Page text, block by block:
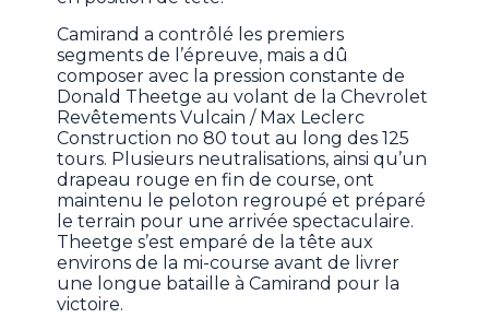
Camirand a contrôlé les premiers
segments de l’épreuve, mais a dû
composer avec la pression constante de
Donald Theetge au volant de la Chevrolet
Revêtements Vulcain / Max Leclerc
Construction no 80 tout au long des 125
tours. Plusieurs neutralisations, ainsi qu’un
drapeau rouge en fin de course, ont
maintenu le peloton regroupé et préparé
le terrain pour une arrivée spectaculaire.
Theetge s’est emparé de la tête aux
environs de la mi-course avant de livrer
une longue bataille à Camirand pour la
victoire.